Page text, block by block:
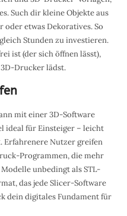
Such dir kleine Objekte aus
oder etwas Dekoratives. So
Stunden zu investieren.
ist (der sich öffnen lässt),
Drucker lädst.
mit einer 3D-Software
ideal für Einsteiger – leicht
Erfahrenere Nutzer greifen
Programmen, die mehr
unbedingt als STL-
das jede Slicer-Software
dein digitales Fundament für